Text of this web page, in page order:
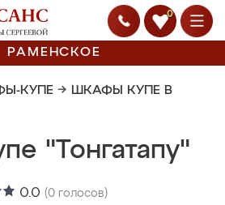
0
РАМЕНСКОЕ
КУПЕ → ШКАФЫ КУПЕ В
"Тонгатапу"
0.0 (0 голосов)